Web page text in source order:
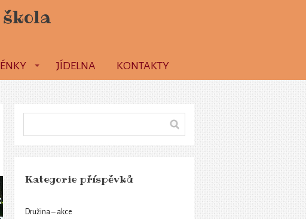
JÍDELNA KONTAKTY
Kategorie příspěvků
Družina – akce